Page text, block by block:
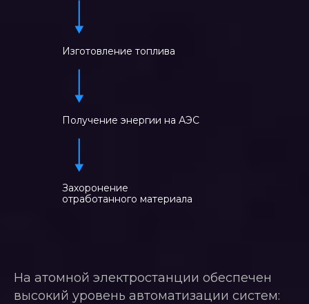
Изготовление топлива
Получение энергии на АЭС
Захоронение
отработанного материала
На атомной электростанции обеспечен
высокий уровень автоматизации систем: